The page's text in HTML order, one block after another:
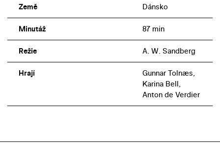
Země Dánsko
Minutáž 87 min
Režie A. W. Sandberg
Hrají
Gunnar Tolnæs,
Karina Bell,
Anton de Verdier